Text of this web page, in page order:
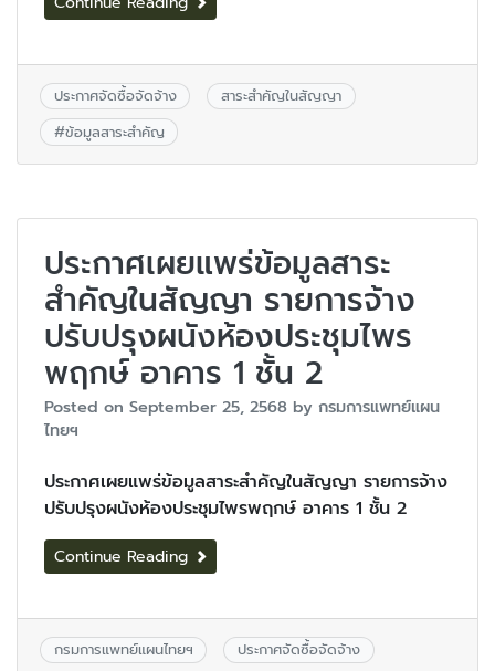
ประกาศจัดซื้อจัดจ้าง
สาระสำคัญในสัญญา
#ข้อมูลสาระสำคัญ
ประกาศเผยแพร่ข้อมูลสาระ
สำคัญในสัญญา รายการจ้าง
ปรับปรุงผนังห้องประชุมไพร
พฤกษ์ อาคาร 1 ชั้น 2
Posted on September 25, 2568 by กรมการแพทย์แผน
ไทยฯ
ประกาศเผยแพร่ข้อมูลสาระสำคัญในสัญญา รายการจ้าง
ปรับปรุงผนังห้องประชุมไพรพฤกษ์ อาคาร 1 ชั้น 2
Continue Reading
กรมการแพทย์แผนไทยฯ
ประกาศจัดซื้อจัดจ้าง